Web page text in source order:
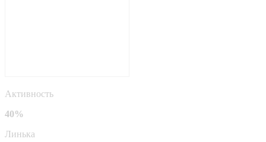
Активность
40%
Линька